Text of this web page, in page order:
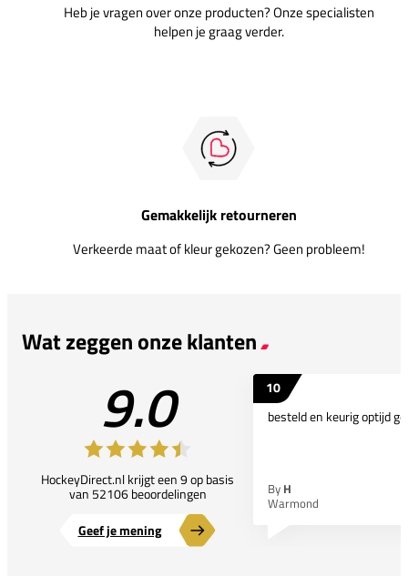
Heb je vragen over onze producten? Onze specialisten
helpen je graag verder.
Gemakkelijk retourneren
Verkeerde maat of kleur gekozen? Geen probleem!
Wat zeggen onze klanten
9.0
HockeyDirect.nl krijgt een 9 op basis
van 52106 beoordelingen
Geef je mening
10
besteld en keurig optijd
By H
Warmond